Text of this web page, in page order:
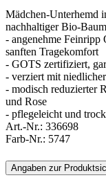
Mädchen-Unterhemd
nachhaltiger Bio-
- angenehme
sanften Tragekomfort
- GOTS zertifiziert,
- verziert mit
- modisch reduzierter
und Rose
- pflegeleicht und
Art.-Nr.: 336698
Farb-Nr.: 5747
Angaben zur